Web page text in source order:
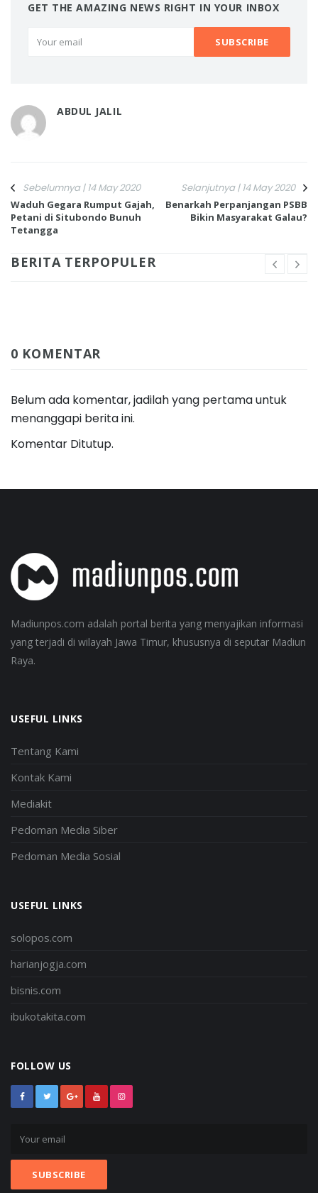
GET THE AMAZING NEWS RIGHT IN YOUR INBOX
ABDUL JALIL
Sebelumnya | 14 May 2020
Waduh Gegara Rumput Gajah,
Petani di Situbondo Bunuh
Tetangga
Selanjutnya | 14 May 2020
Benarkah Perpanjangan PSBB
Bikin Masyarakat Galau?
BERITA TERPOPULER
0 KOMENTAR
Belum ada komentar, jadilah yang pertama untuk
menanggapi berita ini.
Komentar Ditutup.
Madiunpos.com adalah portal berita yang menyajikan informasi
yang terjadi di wilayah Jawa Timur, khususnya di seputar Madiun
Raya.
USEFUL LINKS
Tentang Kami
Kontak Kami
Mediakit
Pedoman Media Siber
Pedoman Media Sosial
USEFUL LINKS
solopos.com
harianjogja.com
bisnis.com
ibukotakita.com
FOLLOW US